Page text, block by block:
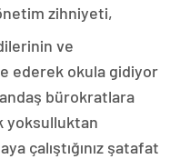
zihniyeti,
ve
ederek okula gidiyor
bürokratlara
yoksulluktan
çalıştığınız şatafat